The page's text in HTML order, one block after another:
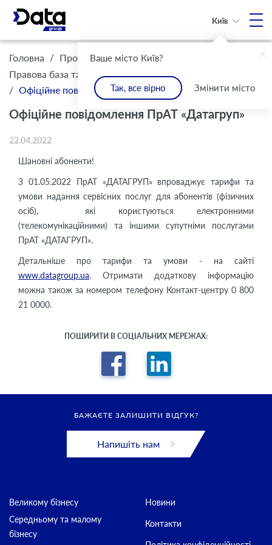
Ваше місто Київ?
Так, все вірно Змінити місто
Київ
Головна / Про Компанію /
Правова база та комплаєнс / Інформація для клієнтів
/ Офіційне повідомлення ПрАТ «Датагруп»
Офіційне повідомлення ПрАТ «Датагруп»
22.04.2022
Шановні абоненти!
З 01.05.2022 ПрАТ «ДАТАГРУП» впроваджує тарифи та
умови надання сервісних послуг для абонентів (фізичних
осіб), які користуються електронними
(телекомунікаційними) та іншими супутніми послугами
ПрАТ «ДАТАГРУП».
Детальніше про тарифи та умови - на сайті
www.datagroup.ua. Отримати додаткову інформацію
можна також за номером телефону Контакт-центру 0 800
21 0000.
ПОШИРИТИ В СОЦІАЛЬНИХ МЕРЕЖАХ:
БАЖАЄТЕ ЗАЛИШИТИ ВІДГУК?
Напишіть нам
Великому бізнесу
Середньому та малому
бізнесу
Новини
Контакти